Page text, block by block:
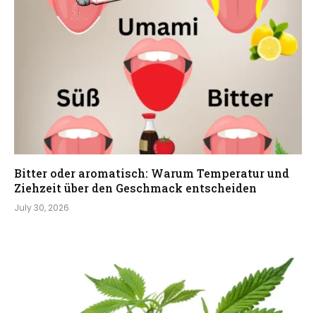
Bitter oder aromatisch: Warum Temperatur und
Ziehzeit über den Geschmack entscheiden
July 30, 2026